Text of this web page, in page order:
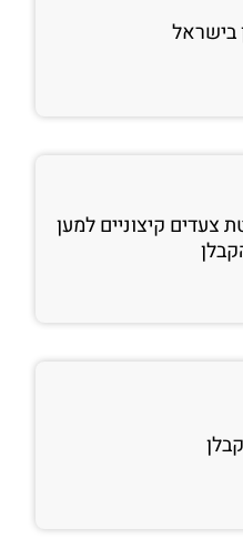
בישראל
צעדים קיצוניים למען